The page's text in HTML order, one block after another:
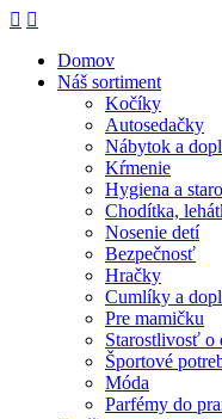
Domov
Náš sortiment
Kočíky
Autosedačky
Nábytok a
Kŕmenie
Hygiena a
Chodítka,
Nosenie detí
Bezpečnosť
Hračky
Cumlíky a
Pre mamičku
Starostlivosť o
Športové
Móda
Parfémy do